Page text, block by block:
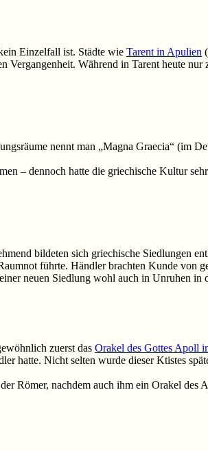
Einzelfall ist. Städte wie Tarent in Apulien
Während in Tarent heute
nennt man „Magna Graecia“ (im
– dennoch hatte die griechische Kultur
bildeten sich griechische Siedlungen
führte. Händler brachten Kunde von
neuen Siedlung wohl auch in Unruhen in
zuerst das Orakel des Gottes Apoll
hatte. Nicht selten wurde dieser Ktistes
Römer, nachdem auch ihm ein Orakel des